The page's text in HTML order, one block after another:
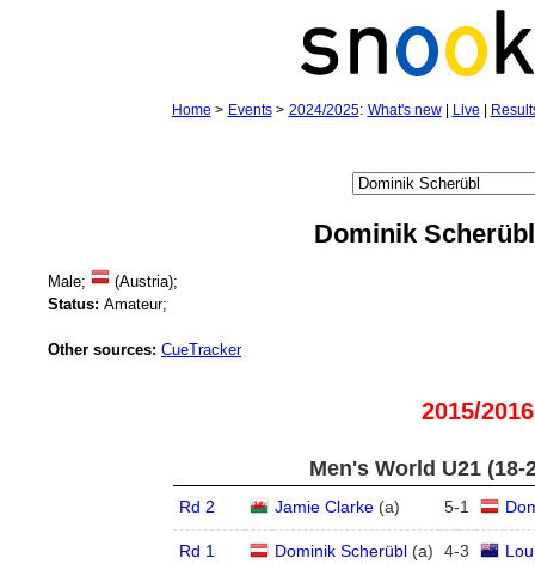
Home > Events> 2024/2025: What's new| Live
Dominik Scherübl
Male;
(Austria);
Status: Amateur;
Other sources: CueTracker
2015/2016
Men's World U21 (18-
Rd 2 Jamie Clarke(a) 5-1
Rd 1 Dominik Scherübl(a) 4-3